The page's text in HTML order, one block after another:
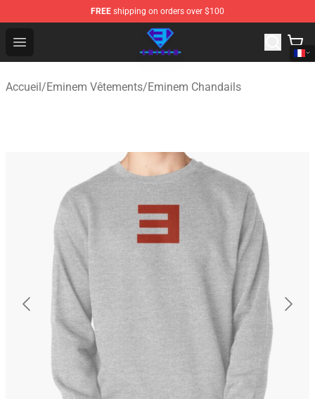
FREE shipping on orders over $100
Open menu
Eminem Store - Official Eminem Merchandise Shop
Accueil/Eminem Vêtements/Eminem Chandails